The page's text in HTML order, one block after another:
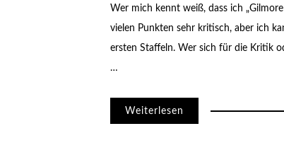
Wer mich kennt weiß, dass ich
vielen Punkten sehr kritisch, aber ich
ersten Staffeln. Wer sich für die Kritik
…
Weiterlesen